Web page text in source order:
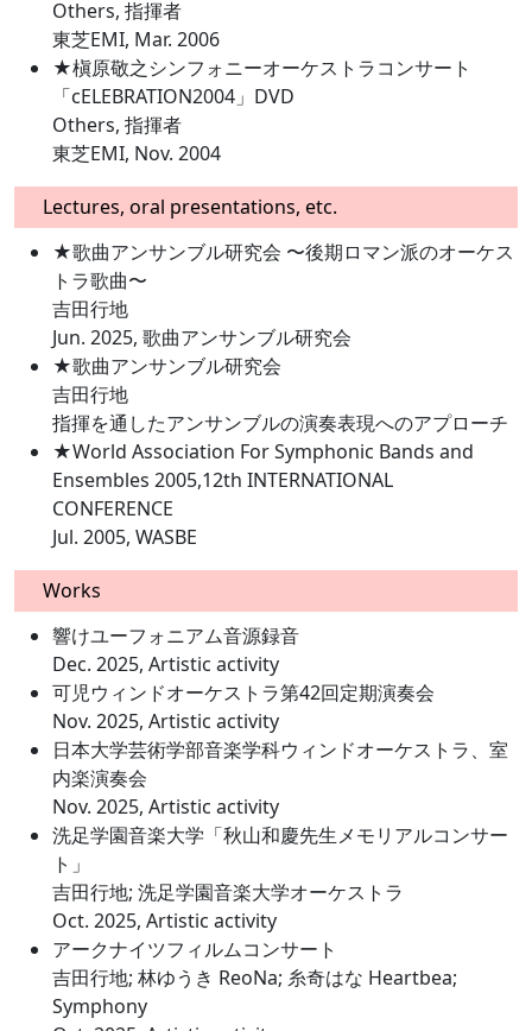
Others, 指揮者
東芝EMI, Mar. 2006
★槇原敬之シンフォニーオーケストラコンサート
「cELEBRATION2004」DVD
Others, 指揮者
東芝EMI, Nov. 2004
Lectures, oral presentations, etc.
★歌曲アンサンブル研究会 〜後期ロマン派のオーケス
トラ歌曲〜
吉田行地
Jun. 2025, 歌曲アンサンブル研究会
★歌曲アンサンブル研究会
吉田行地
指揮を通したアンサンブルの演奏表現へのアプローチ
★World Association For Symphonic Bands and
Ensembles 2005,12th INTERNATIONAL
CONFERENCE
Jul. 2005, WASBE
Works
響けユーフォニアム音源録音
Dec. 2025, Artistic activity
可児ウィンドオーケストラ第42回定期演奏会
Nov. 2025, Artistic activity
日本大学芸術学部音楽学科ウィンドオーケストラ、室
内楽演奏会
Nov. 2025, Artistic activity
洗足学園音楽大学「秋山和慶先生メモリアルコンサー
ト」
吉田行地; 洗足学園音楽大学オーケストラ
Oct. 2025, Artistic activity
アークナイツフィルムコンサート
吉田行地; 林ゆうき ReoNa; 糸奇はな Heartbea;
Symphony